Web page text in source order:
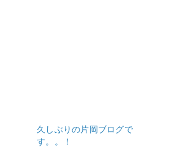
久しぶりの片岡ブログで
す。。！